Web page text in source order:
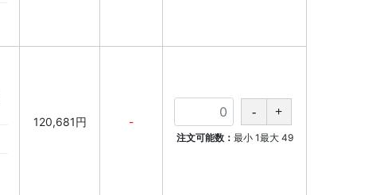
120,681円 -
注文可能数： 最小 1最大 49